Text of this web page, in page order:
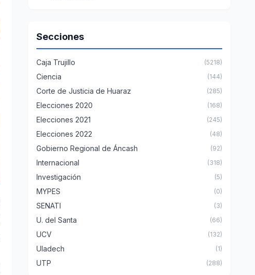
Secciones
Caja Trujillo (5218)
Ciencia (144)
Corte de Justicia de Huaraz (285)
Elecciones 2020 (168)
Elecciones 2021 (245)
Elecciones 2022 (48)
Gobierno Regional de Áncash (92)
Internacional (318)
Investigación (5)
MYPES (0)
SENATI (3)
U. del Santa (66)
UCV (132)
Uladech (1)
UTP (288)